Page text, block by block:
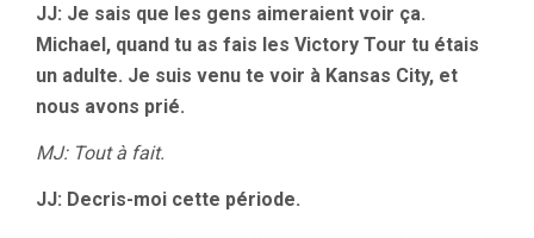
JJ: Je sais que les gens aimeraient voir ça.
Michael, quand tu as fais les Victory Tour tu étais
un adulte. Je suis venu te voir à Kansas City, et
nous avons prié.
MJ: Tout à fait.
JJ: Decris-moi cette période.